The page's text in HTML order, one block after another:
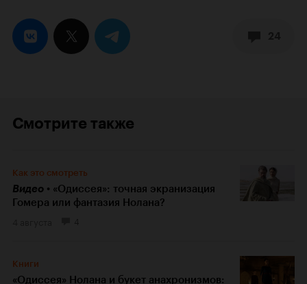
Смотрите также
Как это смотреть
Видео
«Одиссея»: точная экранизация
Гомера или фантазия Нолана?
Книги
«Одиссея» Нолана и букет анахронизмов: